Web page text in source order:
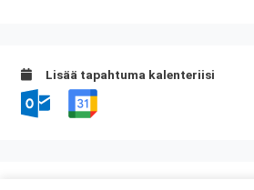
Lisää tapahtuma kalenteriisi